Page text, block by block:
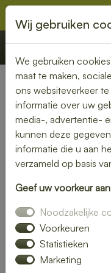
€ 0,00
Nederland»Zuid-
Lunch
kwaliteit
de keuken in? Laat je
geniet van een
kiest voor een vers
een warme maaltijd –
Wij gebruiken
We gebruiken
maat te maken,
ons websiteverkeer
informatie over uw
media-, advertentie-
kunnen deze
informatie die u aan
verzameld op basis
Geef uw voorkeur
Noodzakelijke
Voorkeuren
Statistieken
Marketing